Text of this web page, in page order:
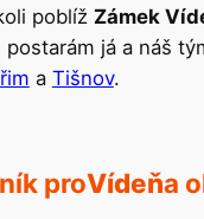
poblíž Zámek
já a náš
a Tišnov.
proVídeňa